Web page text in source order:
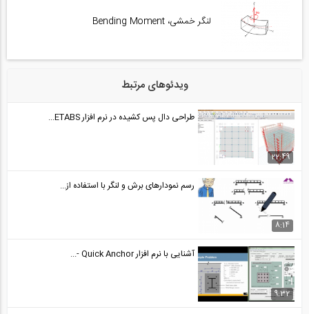
لنگر خمشی، Bending Moment
ویدئوهای مرتبط
22:49
طراحی دال پس کشیده در نرم افزار ETABS...
8:14
رسم نمودارهای برش و لنگر با استفاده از...
9:32
آشنایی با نرم افزار Quick Anchor -...